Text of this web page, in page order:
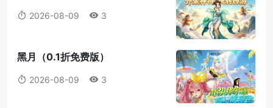
2026-08-09 3
黑月（0.1折免费版）
2026-08-09 3